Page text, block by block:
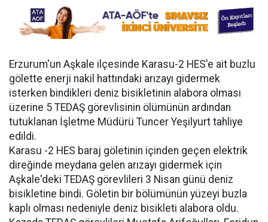
Erzurum'un Aşkale ilçesinde Karasu-2 HES'e ait buzlu
gölette enerji nakil hattındaki arızayı gidermek
isterken bindikleri deniz bisikletinin alabora olması
üzerine 5 TEDAŞ görevlisinin ölümünün ardından
tutuklanan İşletme Müdürü Tuncer Yeşilyurt tahliye
edildi.
Karasu -2 HES baraj göletinin içinden geçen elektrik
direğinde meydana gelen arızayı gidermek için
Aşkale'deki TEDAŞ görevlileri 3 Nisan günü deniz
bisikletine bindi. Göletin bir bölümünün yüzeyi buzla
kaplı olması nedeniyle deniz bisikleti alabora oldu.